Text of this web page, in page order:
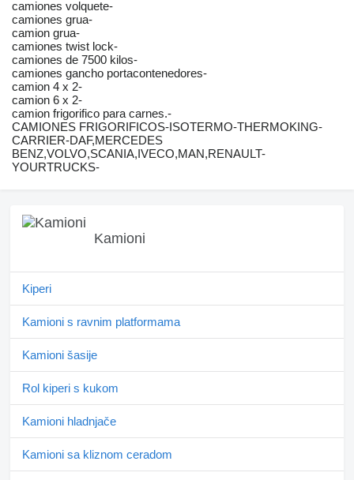
camiones volquete-
camiones grua-
camion grua-
camiones twist lock-
camiones de 7500 kilos-
camiones gancho portacontenedores-
camion 4 x 2-
camion 6 x 2-
camion frigorifico para carnes.-
CAMIONES FRIGORIFICOS-ISOTERMO-THERMOKING-
CARRIER-DAF,MERCEDES
BENZ,VOLVO,SCANIA,IVECO,MAN,RENAULT-
YOURTRUCKS-
Kamioni
Kiperi
Kamioni s ravnim platformama
Kamioni šasije
Rol kiperi s kukom
Kamioni hladnjače
Kamioni sa kliznom ceradom